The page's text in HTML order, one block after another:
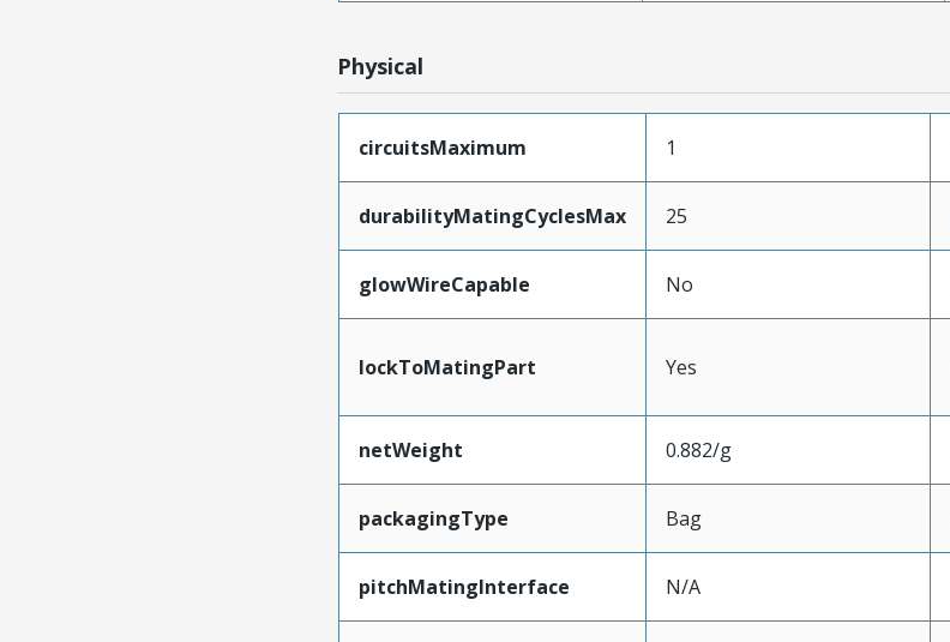
Physical
circuitsMaximum 1
durabilityMatingCyclesMax 25
glowWireCapable No
lockToMatingPart Yes
netWeight 0.882/g
packagingType Bag
pitchMatingInterface N/A